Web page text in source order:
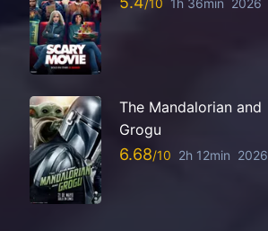
1h 36min 2026
The Mandalorian and
Grogu
6.68 2h 12min 2026